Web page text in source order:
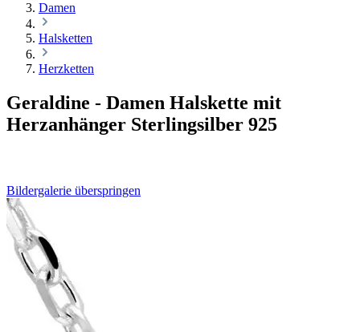
Damen
Halsketten
Herzketten
Geraldine - Damen Halskette mit
Herzanhänger Sterlingsilber 925
Bildergalerie überspringen